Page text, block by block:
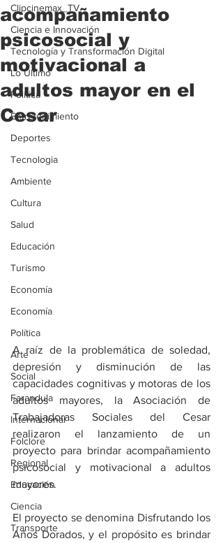
Clipcinemax_TV
Ciencia e Innovación
Tecnología y Transformación Digital
Lo Ultimo
Politica
Entretenimiento
Deportes
Tecnologia
Ambiente
Cultura
Salud
Educación
Turismo
Economía
Economía
Política
Arte
Social
Farandula
Internacional
Folclore
Regional
Educación
Ciencia
Transporte
acompañamiento
psicosocial y
motivacional a
adultos mayor en el
Cesar
A raíz de la problemática de soledad,
depresión y disminución de las
capacidades cognitivas y motoras de los
adultos mayores, la Asociación de
Trabajadoras Sociales del Cesar
realizaron el lanzamiento de un
proyecto para brindar acompañamiento
psicosocial y motivacional a adultos
mayores.
El proyecto se denomina Disfrutando los
Años Dorados, y el propósito es brindar